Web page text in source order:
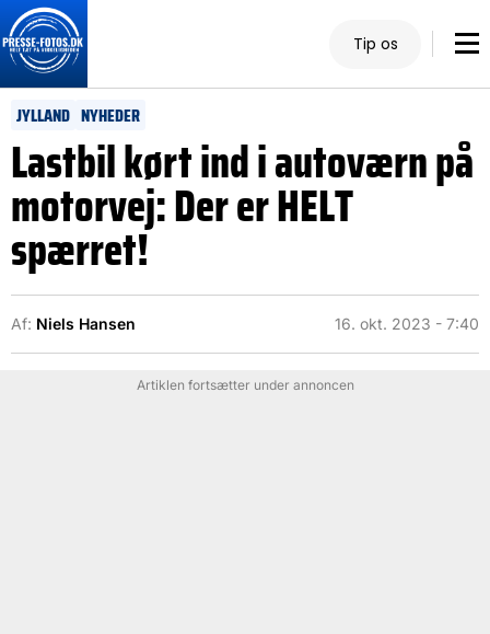
Tip os
JYLLAND NYHEDER
Lastbil kørt ind i autoværn på
motorvej: Der er HELT
spærret!
Af: Niels Hansen 16. okt. 2023 - 7:40
Artiklen fortsætter under annoncen